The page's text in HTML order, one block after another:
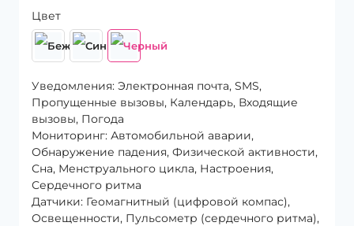
Цвет
Уведомления: Электронная почта, SMS,
Пропущенные вызовы, Календарь, Входящие
вызовы, Погода
Мониторинг: Автомобильной аварии,
Обнаружение падения, Физической активности,
Сна, Менструального цикла, Настроения,
Сердечного ритма
Датчики: Геомагнитный (цифровой компас),
Освещенности, Пульсометр (сердечного ритма),